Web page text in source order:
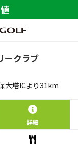
ークラブ
大塔ICより31km
詳細